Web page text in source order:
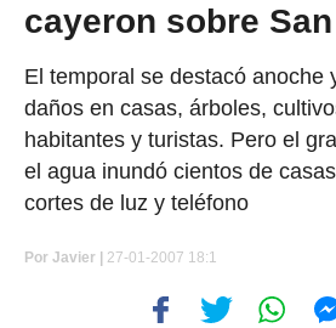
cayeron sobre
El temporal se destacó anoche
daños en casas, árboles,
habitantes y turistas. Pero el
el agua inundó cientos de
cortes de luz y teléfono
Por Javier | 27-01-2007 18:1